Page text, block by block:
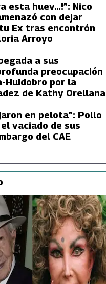
esta huev…!”: Nico
con dejar
Ex tras encontrón
Arroyo
a sus
preocupación
Huidobro por la
de Kathy Orellana
en pelota”: Pollo
vaciado de sus
del CAE